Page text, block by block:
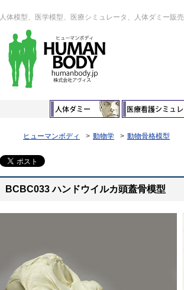
人体模型、医学模型、医療シミュレータ、人体ダミー販
ヒューマンボディ 動物学 動物骨格模型
BCBC033 ハンドウイルカ頭蓋骨模型